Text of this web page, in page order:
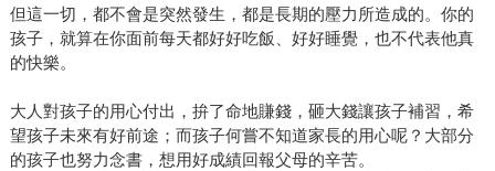
但這一切，都不會是突然發生，都是長期的壓力所造成的。你的
孩子，就算在你面前每天都好好吃飯、好好睡覺，也不代表他真
的快樂。
大人對孩子的用心付出，拚了命地賺錢，砸大錢讓孩子補習，希
望孩子未來有好前途；而孩子何嘗不知道家長的用心呢？大部分
的孩子也努力念書，想用好成績回報父母的辛苦。